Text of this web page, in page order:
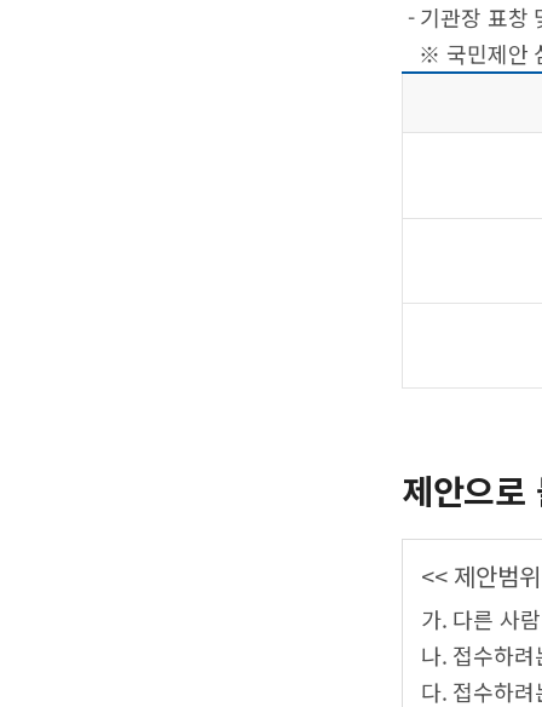
- 기관장 표창
※ 국민제안
제안으로
<< 제안범
가. 다른 사
나. 접수하
다. 접수하